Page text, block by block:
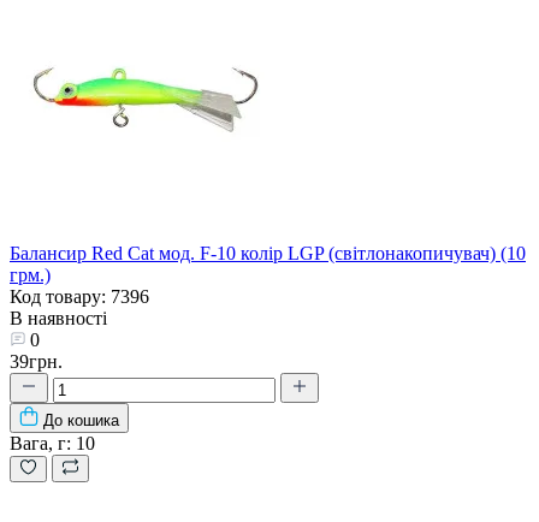
Балансир Red Cat мод. F-10 колір LGP (світлонакопичувач) (10
грм.)
Код товару: 7396
В наявності
0
39грн.
До кошика
Вага, г: 10